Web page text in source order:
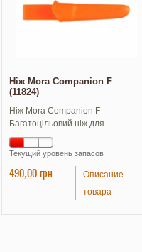
Ніж Mora Companion F
(11824)
Ніж Mora Companion F
Багатоцільовий ніж для...
Текущий уровень запасов
490,00 грн
Описание
товара